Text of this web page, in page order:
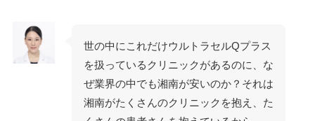
世の中にこれだけウルトラセルQプラス
を扱っているクリニックがあるのに、な
ぜ業界の中でも湘南が安いのか？それは
湘南がたくさんのクリニックを抱え、た